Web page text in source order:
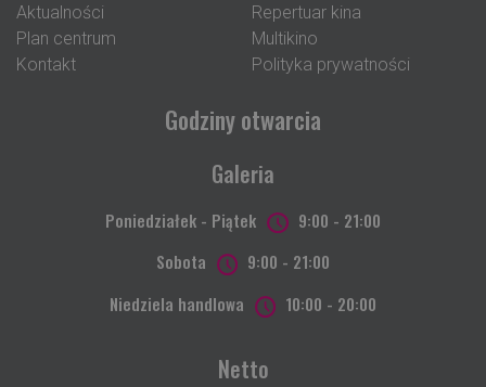
Aktualności
Plan centrum
Kontakt
Repertuar kina
Multikino
Polityka prywatności
Godziny otwarcia
Galeria
Poniedziałek - Piątek
9:00 - 21:00
Sobota
9:00 - 21:00
Niedziela handlowa
10:00 - 20:00
Netto